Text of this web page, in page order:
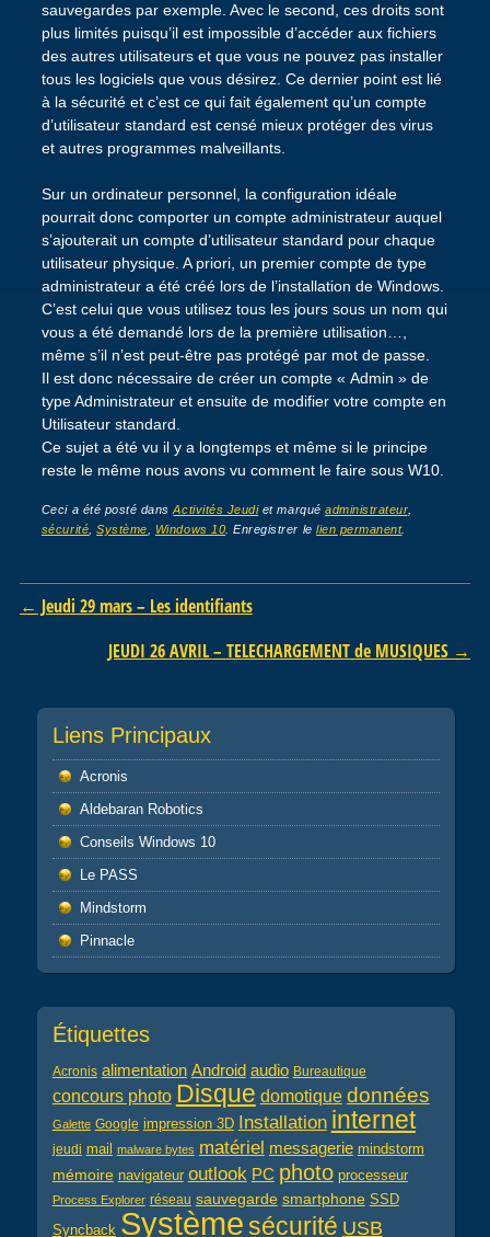
sauvegardes par exemple. Avec le second, ces droits sont
plus limités puisqu’il est impossible d’accéder aux fichiers
des autres utilisateurs et que vous ne pouvez pas installer
tous les logiciels que vous désirez. Ce dernier point est lié
à la sécurité et c’est ce qui fait également qu’un compte
d’utilisateur standard est censé mieux protéger des virus
et autres programmes malveillants.
Sur un ordinateur personnel, la configuration idéale
pourrait donc comporter un compte administrateur auquel
s’ajouterait un compte d’utilisateur standard pour chaque
utilisateur physique. A priori, un premier compte de type
administrateur a été créé lors de l’installation de Windows.
C’est celui que vous utilisez tous les jours sous un nom qui
vous a été demandé lors de la première utilisation…,
même s’il n’est peut-être pas protégé par mot de passe.
Il est donc nécessaire de créer un compte « Admin » de
type Administrateur et ensuite de modifier votre compte en
Utilisateur standard.
Ce sujet a été vu il y a longtemps et même si le principe
reste le même nous avons vu comment le faire sous W10.
Ceci a été posté dansActivités Jeudiet marquéadministrateur,
sécurité ,Système Windows 10 . Enregistrer lelien permanent.
Post navigation
← Jeudi 29 mars – Les identifiants
JEUDI 26 AVRIL – TELECHARGEMENT de MUSIQUES →
Liens Principaux
Acronis
Aldebaran Robotics
Conseils Windows 10
Le PASS
Mindstorm
Pinnacle
Étiquettes
Acronis alimentation Android audio Bureautique
concours photo Disque domotique données
Galette Google impression 3D Installation internet
jeudi mail malware bytes matériel messagerie mindstorm
mémoire navigateur outlook PC photo processeur
Process Explorer réseau sauvegarde smartphone SSD
Syncback Systèmesécurité USB